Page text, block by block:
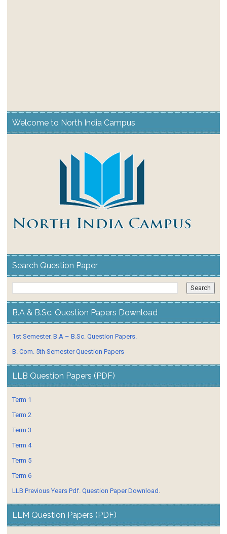
Welcome to North India Campus
Search Question Paper
B.A & B.Sc. Question Papers Download
1st Semester. B.A – B.Sc. Question Papers.
B. Com. 5th Semester Question Papers
LLB Question Papers (PDF)
Term 1
Term 2
Term 3
Term 4
Term 5
Term 6
LLB Previous Years Pdf. Question Paper Download.
LLM Question Papers (PDF)